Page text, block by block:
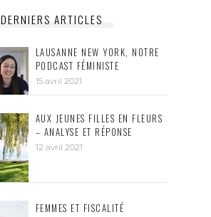
DERNIERS ARTICLES
LAUSANNE NEW YORK, NOTRE
PODCAST FÉMINISTE
15 avril 2021
AUX JEUNES FILLES EN FLEURS
– ANALYSE ET RÉPONSE
12 avril 2021
FEMMES ET FISCALITÉ